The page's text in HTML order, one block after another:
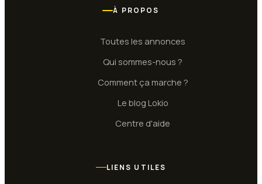
À PROPOS
Toutes les annonces
Qui sommes-nous ?
Comment ça marche ?
Le blog Lokio
Centre d'aide
LIENS UTILES